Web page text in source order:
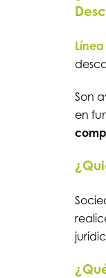
Línea
Son
en